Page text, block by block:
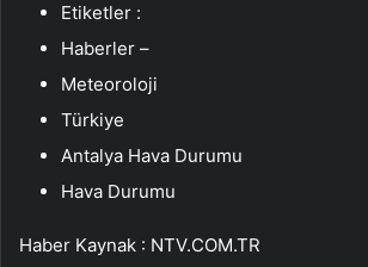
Etiketler :
Haberler –
Meteoroloji
Türkiye
Antalya Hava Durumu
Hava Durumu
Haber Kaynak : NTV.COM.TR